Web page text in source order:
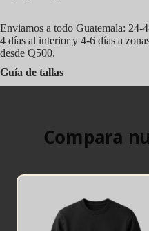
Enviamos a todo Guatemala: 24-
4 días al interior y 4-6 días a
desde Q500.
Guía de tallas
Compara